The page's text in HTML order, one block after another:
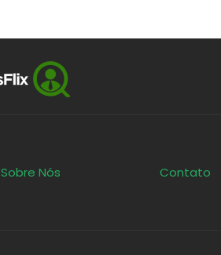
Sobre Nós Contato